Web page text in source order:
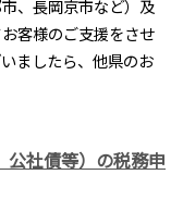
、長岡京市など）及
客様のご支援をさせ
ましたら、他県のお
社債等）の税務申